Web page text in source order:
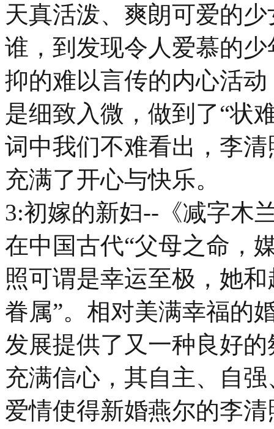
天真活泼、爽朗可爱的
谁，到发现令人爱慕的
抑的难以言传的内心活
是细致入微，做到了“状
词中我们不难看出，李
充满了开心与快乐。
3:初嫁的新妇--《减字木
在中国古代“父母之命，
照可谓是幸运至极，她
眷属”。相对美满幸福的
发展提供了又一种良好
充满信心，其自主、自
爱情使得新婚燕尔的李